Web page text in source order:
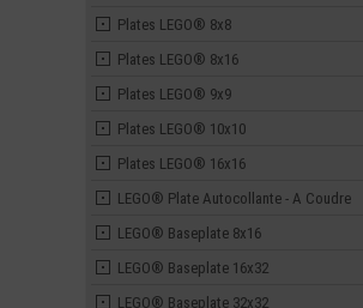
Plates LEGO® 8x8
Plates LEGO® 8x16
Plates LEGO® 9x9
Plates LEGO® 10x10
Plates LEGO® 16x16
LEGO® Plate Autocollante - A Coudre
LEGO® Baseplate 8x16
LEGO® Baseplate 16x32
LEGO® Baseplate 32x32